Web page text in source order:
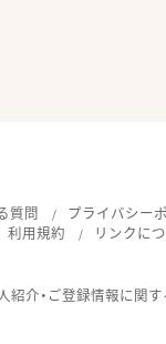
質問
プライバシー
利用規約 リンクに
紹介・ご登録情報に関